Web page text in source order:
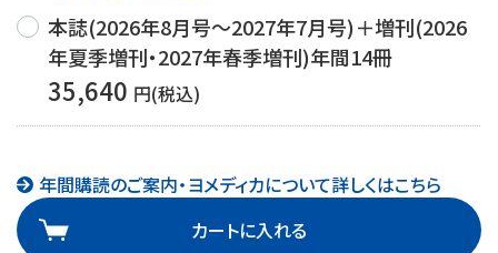
本誌(2026年8月号～2027年7月号)＋増刊(2026
年夏季増刊・2027年春季増刊)年間14冊
35,640 円(税込)
年間購読のご案内・ヨメディカについて詳しくはこちら
カートに入れる